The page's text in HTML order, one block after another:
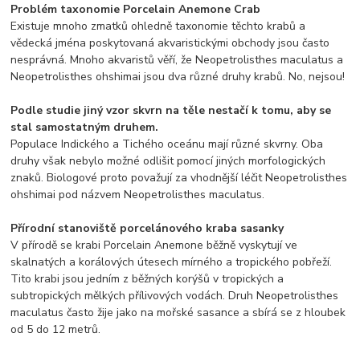
Problém taxonomie Porcelain Anemone Crab
Existuje mnoho zmatků ohledně taxonomie těchto krabů a
vědecká jména poskytovaná akvaristickými obchody jsou často
nesprávná. Mnoho akvaristů věří, že Neopetrolisthes maculatus a
Neopetrolisthes ohshimai jsou dva různé druhy krabů. No, nejsou!
Podle studie jiný vzor skvrn na těle nestačí k tomu, aby se
stal samostatným druhem.
Populace Indického a Tichého oceánu mají různé skvrny. Oba
druhy však nebylo možné odlišit pomocí jiných morfologických
znaků. Biologové proto považují za vhodnější léčit Neopetrolisthes
ohshimai pod názvem Neopetrolisthes maculatus.
Přírodní stanoviště porcelánového kraba sasanky
V přírodě se krabi Porcelain Anemone běžně vyskytují ve
skalnatých a korálových útesech mírného a tropického pobřeží.
Tito krabi jsou jedním z běžných korýšů v tropických a
subtropických mělkých přílivových vodách. Druh Neopetrolisthes
maculatus často žije jako na mořské sasance a sbírá se z hloubek
od 5 do 12 metrů.